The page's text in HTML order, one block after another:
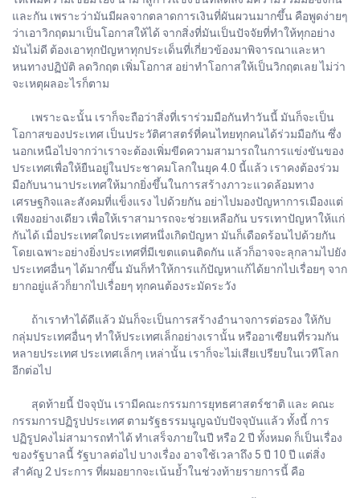
และกัน เพราะว่ามันมีผลจากตลาดการเงินที่ผันผวนมากขึ้น คือพูดง่ายๆ
ว่าเอาวิกฤตมาเป็นโอกาสให้ได้ จากสิ่งที่มันเป็นปัจจัยที่ทำให้ทุกอย่าง
มันไม่ดี ต้องเอาทุกปัญหาทุกประเด็นที่เกี่ยวข้องมาพิจารณาและหา
หนทางปฏิบัติ ลดวิกฤต เพิ่มโอกาส อย่าทำโอกาสให้เป็นวิกฤตเลย ไม่ว่า
จะเหตุผลอะไรก็ตาม
เพราะฉะนั้น เราก็จะถือว่าสิ่งที่เราร่วมมือกันทำวันนี้ มันก็จะเป็น
โอกาสของประเทศ เป็นประวัติศาสตร์ที่คนไทยทุกคนได้ร่วมมือกัน ซึ่ง
นอกเหนือไปจากว่าเราจะต้องเพิ่มขีดความสามารถในการแข่งขันของ
ประเทศเพื่อให้ยืนอยู่ในประชาคมโลกในยุค 4.0 นี้แล้ว เราคงต้องร่วม
มือกับนานาประเทศให้มากยิ่งขึ้นในการสร้างภาวะแวดล้อมทาง
เศรษฐกิจและสังคมที่แข็งแรง ไปด้วยกัน อย่าไปมองปัญหาการเมืองแต่
เพียงอย่างเดียว เพื่อให้เราสามารถจะช่วยเหลือกัน บรรเทาปัญหาให้แก่
กันได้ เมื่อประเทศใดประเทศหนึ่งเกิดปัญหา มันก็เดือดร้อนไปด้วยกัน
โดยเฉพาะอย่างยิ่งประเทศที่มีเขตแดนติดกัน แล้วก็อาจจะลุกลามไปยัง
ประเทศอื่นๆ ได้มากขึ้น มันก็ทำให้การแก้ปัญหาแก้ได้ยากไปเรื่อยๆ จาก
ยากอยู่แล้วก็ยากไปเรื่อยๆ ทุกคนต้องระมัดระวัง
ถ้าเราทำได้ดีแล้ว มันก็จะเป็นการสร้างอำนาจการต่อรอง ให้กับ
กลุ่มประเทศอื่นๆ ทำให้ประเทศเล็กอย่างเรานั้น หรืออาเซียนที่รวมกัน
หลายประเทศ ประเทศเล็กๆ เหล่านั้น เราก็จะไม่เสียเปรียบในเวทีโลก
อีกต่อไป
สุดท้ายนี้ ปัจจุบัน เรามีคณะกรรมการยุทธศาสตร์ชาติ และ คณะ
กรรมการปฏิรูปประเทศ ตามรัฐธรรมนูญฉบับปัจจุบันแล้ว ทั้งนี้ การ
ปฏิรูปคงไม่สามารถทำได้ ทำเสร็จภายในปี หรือ 2 ปี ทั้งหมด ก็เป็นเรื่อง
ของรัฐบาลนี้ รัฐบาลต่อไป บางเรื่อง อาจใช้เวลาถึง 5 ปี 10 ปี แต่สิ่ง
สำคัญ 2 ประการ ที่ผมอยากจะเน้นย้ำในช่วงท้ายรายการนี้ คือ